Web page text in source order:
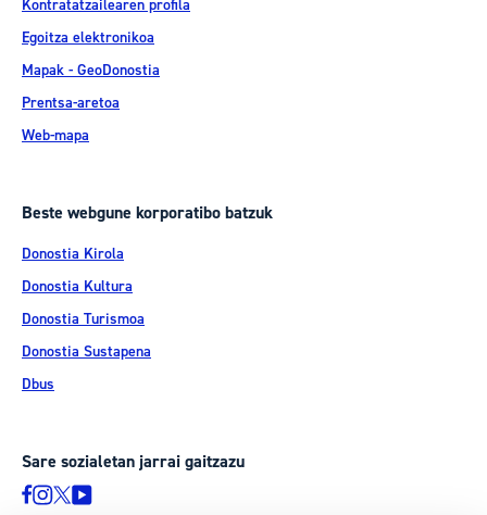
Kontratatzailearen profila
Egoitza elektronikoa
Mapak - GeoDonostia
Prentsa-aretoa
Web-mapa
Beste webgune korporatibo batzuk
Donostia Kirola
Donostia Kultura
Donostia Turismoa
Donostia Sustapena
Dbus
Sare sozialetan jarrai gaitzazu